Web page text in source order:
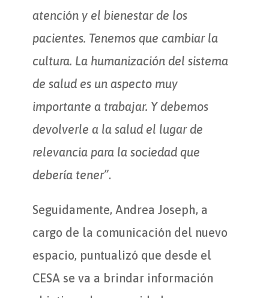
atención y el bienestar de los
pacientes. Tenemos que cambiar la
cultura. La humanización del sistema
de salud es un aspecto muy
importante a trabajar. Y debemos
devolverle a la salud el lugar de
relevancia para la sociedad que
debería tener”.
Seguidamente, Andrea Joseph, a
cargo de la comunicación del nuevo
espacio, puntualizó que desde el
CESA se va a brindar información